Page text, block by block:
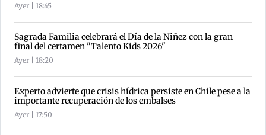
Ayer | 18:45
Sagrada Familia celebrará el Día de la Niñez con la gran
final del certamen "Talento Kids 2026"
Ayer | 18:20
Experto advierte que crisis hídrica persiste en Chile pese a la
importante recuperación de los embalses
Ayer | 17:50